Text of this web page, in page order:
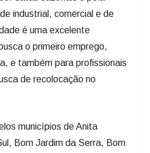
industrial, comercial e de
é uma excelente
o primeiro emprego,
e também para profissionais
de recolocação no
municípios de Anita
Bom Jardim da Serra, Bom